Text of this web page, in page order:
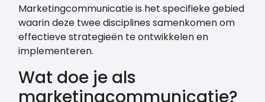
Marketingcommunicatie is het specifieke gebied
waarin deze twee disciplines samenkomen om
effectieve strategieën te ontwikkelen en
implementeren.
Wat doe je als
marketingcommunicatie?